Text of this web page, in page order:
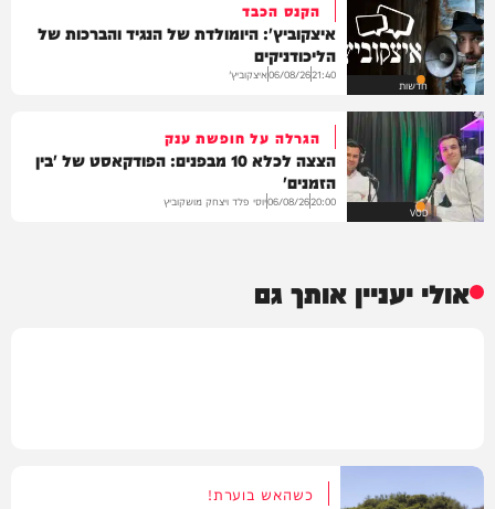
חדשות
הקנס הכבד
איצקוביץ': היומולדת של הנגיד והברכות של
הליכודניקים
21:40
06/08/26איצקוביץ'
VOD
הגרלה על חופשת ענק
הצצה לכלא 10 מבפנים: הפודקאסט של 'בין
הזמנים'
20:00
06/08/26יוסי פלד ויצחק מושקוביץ
אולי יעניין אותך גם
כשהאש בוערת!